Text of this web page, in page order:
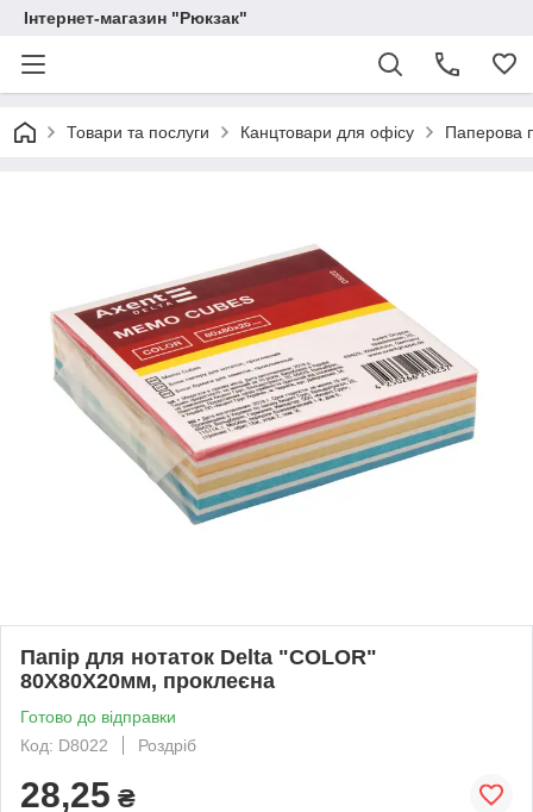
Інтернет-магазин "Рюкзак"
Товари та послуги Канцтовари для офісу Паперова
Папір для нотаток Delta "COLOR"
80Х80Х20мм, проклеєна
Готово до відправки
Код: D8022
Роздріб
28,25 ₴